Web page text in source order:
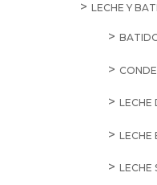
LECHE Y
LECHE
LECHE
LECHE